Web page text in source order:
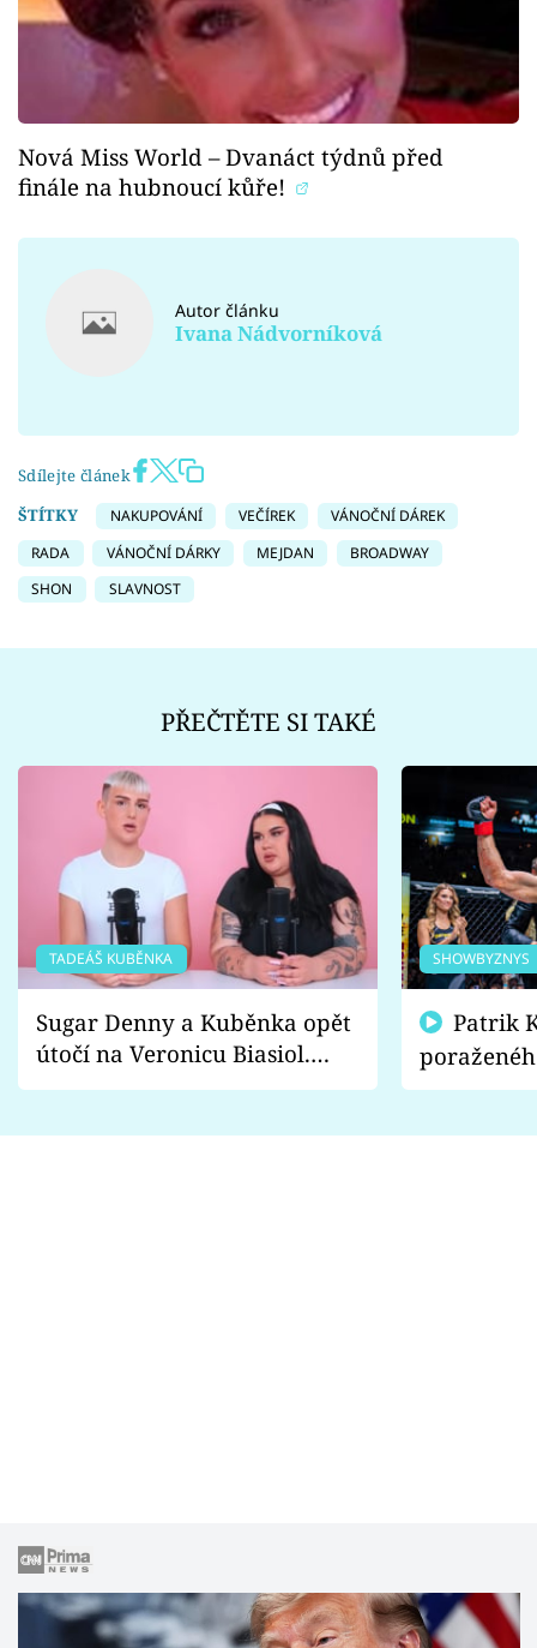
Nová Miss World – Dvanáct týdnů před
finále na hubnoucí kůře!
Autor článku
Ivana Nádvorníková
Sdílejte článek
ŠTÍTKY
NAKUPOVÁNÍ VEČÍREK
VÁNOČNÍ DÁREK
RADA
VÁNOČNÍ DÁRKY MEJDAN
BROADWAY
SHON
SLAVNOST
PŘEČTĚTE SI TAKÉ
TADEÁŠ KUBĚNKA
Sugar Denny a Kuběnka opět
útočí na Veronicu Biasiol.
Proč je podle nich falešná a
SHOWBYZNYS
fanoušci